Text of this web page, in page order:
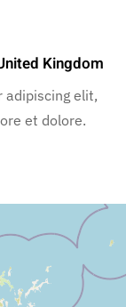
Kingdom
adipiscing elit,
et dolore.